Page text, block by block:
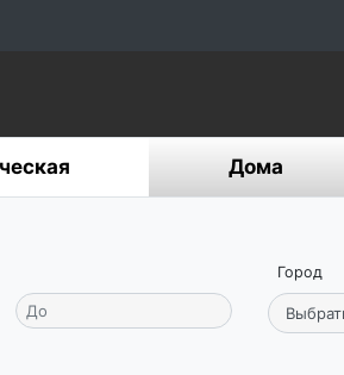
Дома
Город